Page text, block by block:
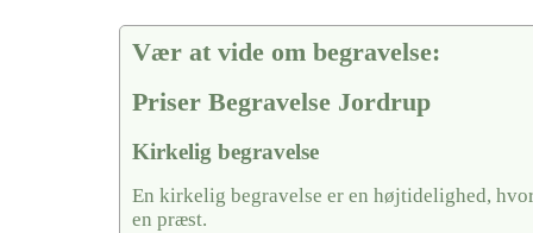
Vær at vide om begravelse:
Priser Begravelse Jordrup
Kirkelig begravelse
En kirkelig begravelse er en højtidelighed,
en præst.